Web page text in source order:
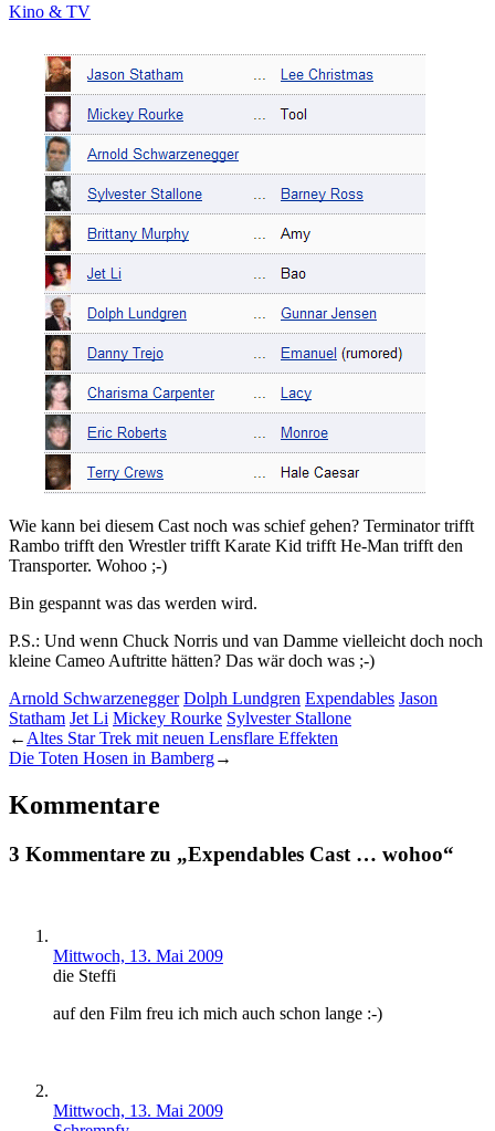
Kino & TV
Wie kann bei diesem Cast noch was schief gehen? Terminator trifft
Rambo trifft den Wrestler trifft Karate Kid trifft He-Man trifft den
Transporter. Wohoo ;-)
Bin gespannt was das werden wird.
P.S.: Und wenn Chuck Norris und van Damme vielleicht doch noch
kleine Cameo Auftritte hätten? Das wär doch was ;-)
Arnold Schwarzenegger Dolph Lundgren Expendables Jason
Statham Jet Li Mickey Rourke Sylvester Stallone
← Altes Star Trek mit neuen Lensflare Effekten
Die Toten Hosen in Bamberg→
Kommentare
3 Kommentare zu „Expendables Cast … wohoo“
Mittwoch, 13. Mai 2009
die Steffi
auf den Film freu ich mich auch schon lange :-)
Mittwoch, 13. Mai 2009